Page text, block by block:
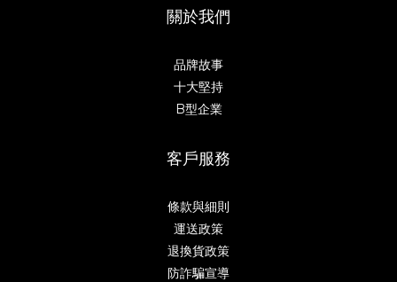
關於我們
品牌故事
十大堅持
B型企業
客戶服務
條款與細則
運送政策
退換貨政策
防詐騙宣導